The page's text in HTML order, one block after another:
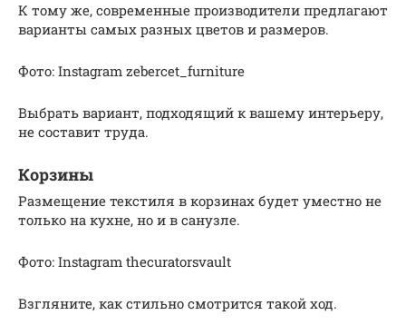
К тому же, современные производители предлагают
варианты самых разных цветов и размеров.
Фото: Instagram zebercet_furniture
Выбрать вариант, подходящий к вашему интерьеру,
не составит труда.
Корзины
Размещение текстиля в корзинах будет уместно не
только на кухне, но и в санузле.
Фото: Instagram thecuratorsvault
Взгляните, как стильно смотрится такой ход.